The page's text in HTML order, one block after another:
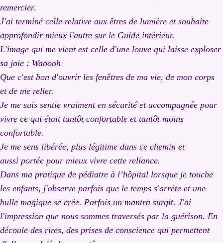
remercier.
J'ai terminé celle relative aux êtres de lumière et souhaite
approfondir mieux l'autre sur le Guide intérieur.
L'image qui me vient est celle d'une louve qui laisse exploser
sa joie : Waoooh
Que c'est bon d'ouvrir les fenêtres de ma vie, de mon corps
et de me relier.
Je me suis sentie vraiment en sécurité et accompagnée pour
vivre ce qui était tantôt confortable et tantôt moins
confortable.
Je me sens libérée, plus légitime dans ce chemin et
aussi portée pour mieux vivre cette reliance.
Dans ma pratique de pédiatre à l’hôpital lorsque je touche
les enfants, j'observe parfois que le temps s'arrête et une
bulle magique se crée. Parfois un mantra surgit. J'ai
l'impression que nous sommes traversés par la guérison. En
découle des rires, des prises de conscience qui permettent